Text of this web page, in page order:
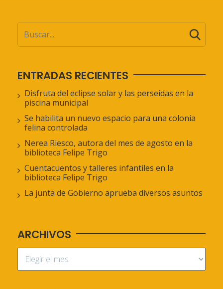
ENTRADAS RECIENTES
Disfruta del eclipse solar y las perseidas en la
piscina municipal
Se habilita un nuevo espacio para una colonia
felina controlada
Nerea Riesco, autora del mes de agosto en la
biblioteca Felipe Trigo
Cuentacuentos y talleres infantiles en la
biblioteca Felipe Trigo
La junta de Gobierno aprueba diversos asuntos
ARCHIVOS